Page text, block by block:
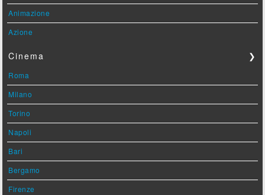
Animazione
Azione
Cinema ❯
Roma
Milano
Torino
Napoli
Bari
Bergamo
Firenze